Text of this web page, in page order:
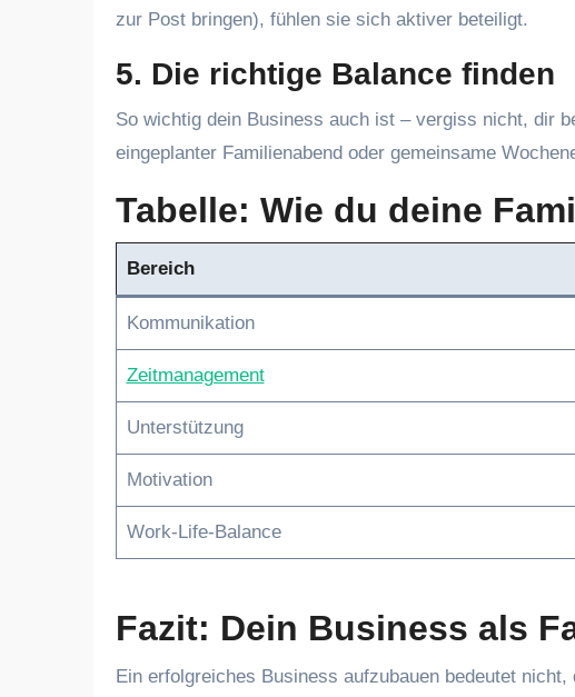
zur Post bringen), fühlen sie sich aktiver beteiligt.
5. Die richtige Balance finden
So wichtig dein Business auch ist – vergiss nicht, dir
eingeplanter Familienabend oder gemeinsame
Tabelle: Wie du deine
Bereich
Kommunikation
Zeitmanagement
Unterstützung
Motivation
Work-Life-Balance
Fazit: Dein Business als
Ein erfolgreiches Business aufzubauen bedeutet